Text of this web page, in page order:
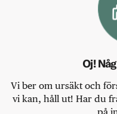
Oj!
Vi ber om ursäkt och
vi kan, håll ut! Har du